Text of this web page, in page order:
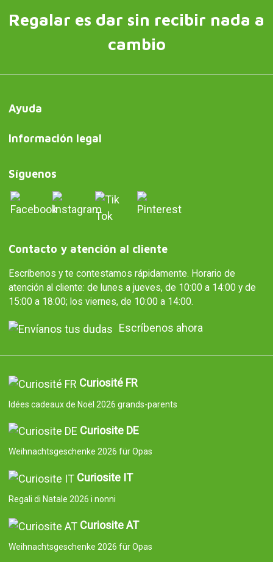
Regalar es dar sin recibir nada a
cambio
Ayuda
Información legal
Síguenos
Contacto y atención al cliente
Escríbenos y te contestamos rápidamente. Horario de
atención al cliente: de lunes a jueves, de 10:00 a 14:00 y de
15:00 a 18:00; los viernes, de 10:00 a 14:00.
Escríbenos ahora
Curiosité FR
Idées cadeaux de Noël 2026 grands-parents
Curiosite DE
Weihnachtsgeschenke 2026 für Opas
Curiosite IT
Regali di Natale 2026 i nonni
Curiosite AT
Weihnachtsgeschenke 2026 für Opas